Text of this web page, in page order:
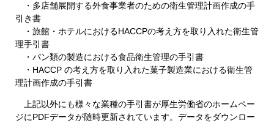
・多店舗展開する外食事業者のための衛生管理計画作成の手
引き書
・旅館・ホテルにおけるHACCPの考え方を取り入れた衛生管
理手引書
・パン類の製造における食品衛生管理の手引書
・HACCP の考え方を取り入れた菓子製造業における衛生管
理計画作成の手引書
上記以外にも様々な業種の手引書が厚生労働省のホームペー
ジにPDFデータが随時更新されています。データをダウンロー